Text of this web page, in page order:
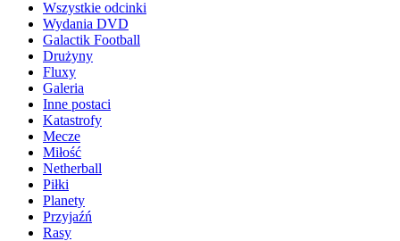
Wszystkie odcinki
Wydania DVD
Galactik Football
Drużyny
Fluxy
Galeria
Inne postaci
Katastrofy
Mecze
Miłość
Netherball
Piłki
Planety
Przyjaźń
Rasy